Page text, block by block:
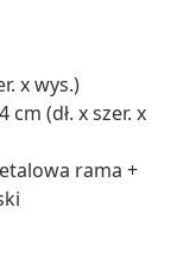
x wys.)
(dł. x szer. x
rama +